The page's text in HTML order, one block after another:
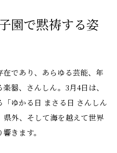
園で黙祷する姿
であり、あらゆる芸能、年
器、さんしん。3月4日は、
ゆかる日 まさる日 さんしん
外、そして海を越えて世界
きます。